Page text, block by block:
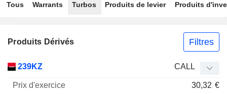
Tous Warrants Turbos Produits de levier Produits
Produits Dérivés Filtres
Mnemo Type
239KZ CALL
30,32 €